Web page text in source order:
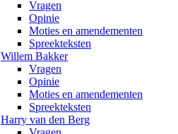
Vragen
Opinie
Moties en amendementen
Spreekteksten
Willem Bakker
Vragen
Opinie
Moties en amendementen
Spreekteksten
Harry van den Berg